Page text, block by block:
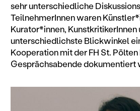
sehr unterschiedliche
TeilnehmerInnen waren
Kurator*innen, KunstkritikerInnen
unterschiedlichste Blickwinkel
Kooperation mit der FH St.
Gesprächsabende dokumentiert